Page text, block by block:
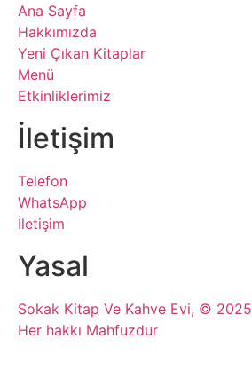
Ana Sayfa
Hakkımızda
Yeni Çıkan Kitaplar
Menü
Etkinliklerimiz
İletişim
Telefon
WhatsApp
İletişim
Yasal
Sokak Kitap Ve Kahve Evi, © 2025
Her hakkı Mahfuzdur